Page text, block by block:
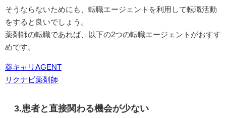
そうならないためにも、転職エージェントを利用して転職活動
をすると良いでしょう。
薬剤師の転職であれば、以下の2つの転職エージェントがおすす
めです。
薬キャリAGENT
リクナビ薬剤師
3.患者と直接関わる機会が少ない